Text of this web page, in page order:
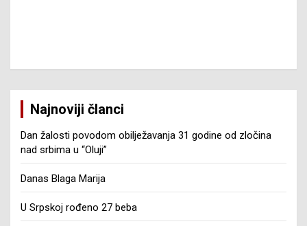
Najnoviji članci
Dan žalosti povodom obilježavanja 31 godine od zločina
nad srbima u “Oluji”
Danas Blaga Marija
U Srpskoj rođeno 27 beba